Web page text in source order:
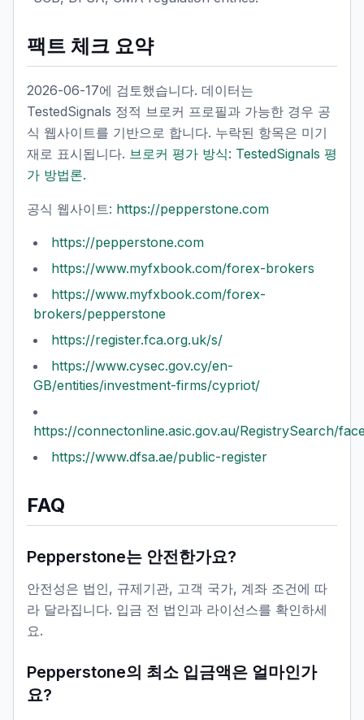
팩트 체크 요약
2026-06-17에 검토했습니다. 데이터는
TestedSignals 정적 브로커 프로필과 가능한 경우 공
식 웹사이트를 기반으로 합니다. 누락된 항목은 미기
재로 표시됩니다. 브로커 평가 방식: TestedSignals 평
가 방법론.
공식 웹사이트: https://pepperstone.com
https://pepperstone.com
https://www.myfxbook.com/forex-brokers
https://www.myfxbook.com/forex-
brokers/pepperstone
https://register.fca.org.uk/s/
https://www.cysec.gov.cy/en-
GB/entities/investment-firms/cypriot/
https://connectonline.asic.gov.au/RegistrySearch/
https://www.dfsa.ae/public-register
FAQ
Pepperstone는 안전한가요?
안전성은 법인, 규제기관, 고객 국가, 계좌 조건에 따
라 달라집니다. 입금 전 법인과 라이선스를 확인하세
요.
Pepperstone의 최소 입금액은 얼마인가
요?